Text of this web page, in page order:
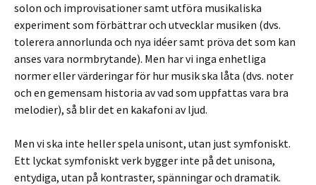
solon och improvisationer samt utföra musikaliska
experiment som förbättrar och utvecklar musiken (dvs.
tolerera annorlunda och nya idéer samt pröva det som kan
anses vara normbrytande). Men har vi inga enhetliga
normer eller värderingar för hur musik ska låta (dvs. noter
och en gemensam historia av vad som uppfattas vara bra
melodier), så blir det en kakafoni av ljud.
Men vi ska inte heller spela unisont, utan just symfoniskt.
Ett lyckat symfoniskt verk bygger inte på det unisona,
entydiga, utan på kontraster, spänningar och dramatik.